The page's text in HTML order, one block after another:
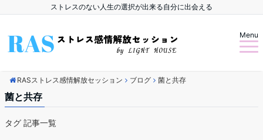
ストレスのない人生の選択が出来る自分に出会える
Menu
RASストレス感情解放セッション ブログ 菌と共存
菌と共存
タグ 記事一覧